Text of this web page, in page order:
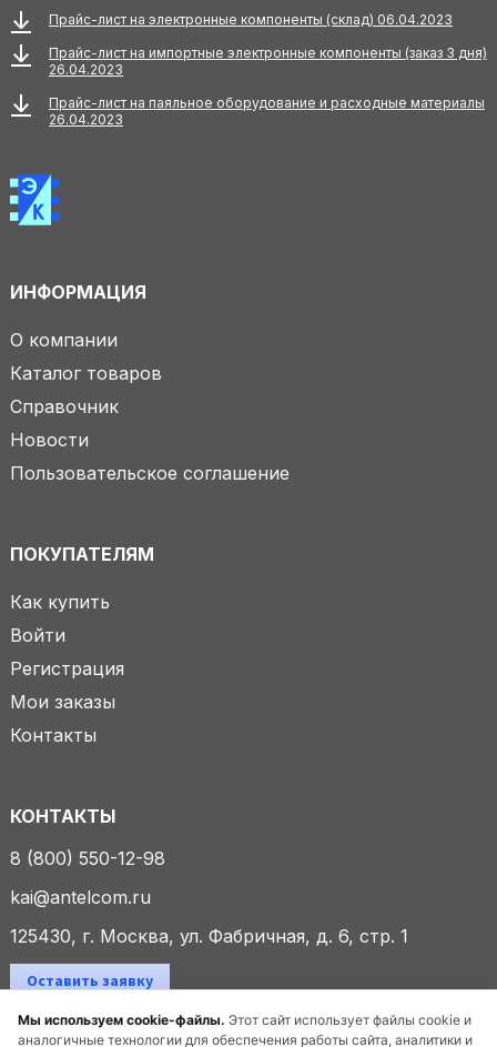
Мы используем cookie-файлы. Этот сайт использует файлы cookie и
аналогичные технологии для обеспечения работы сайта, аналитики и
Прайс-лист на электронные компоненты (склад) 06.04.2023
Прайс-лист на импортные электронные компоненты (заказ 3 дня)
26.04.2023
Прайс-лист на паяльное оборудование и расходные материалы
26.04.2023
ИНФОРМАЦИЯ
О компании
Каталог товаров
Справочник
Новости
Пользовательское соглашение
ПОКУПАТЕЛЯМ
Как купить
Войти
Регистрация
Мои заказы
Контакты
КОНТАКТЫ
8 (800) 550-12-98
kai@antelcom.ru
125430, г. Москва, ул. Фабричная, д. 6, стр. 1
Оставить заявку